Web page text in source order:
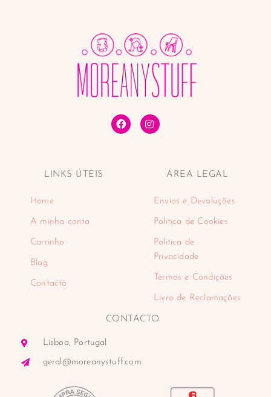
LINKS ÚTEIS
Home
A minha conta
Carrinho
Blog
Contacto
ÁREA LEGAL
Envios e Devoluções
Politica de Cookies
Politica de
Privacidade
Termos e Condições
Livro de Reclamações
CONTACTO
Lisboa, Portugal
geral@moreanystuff.com